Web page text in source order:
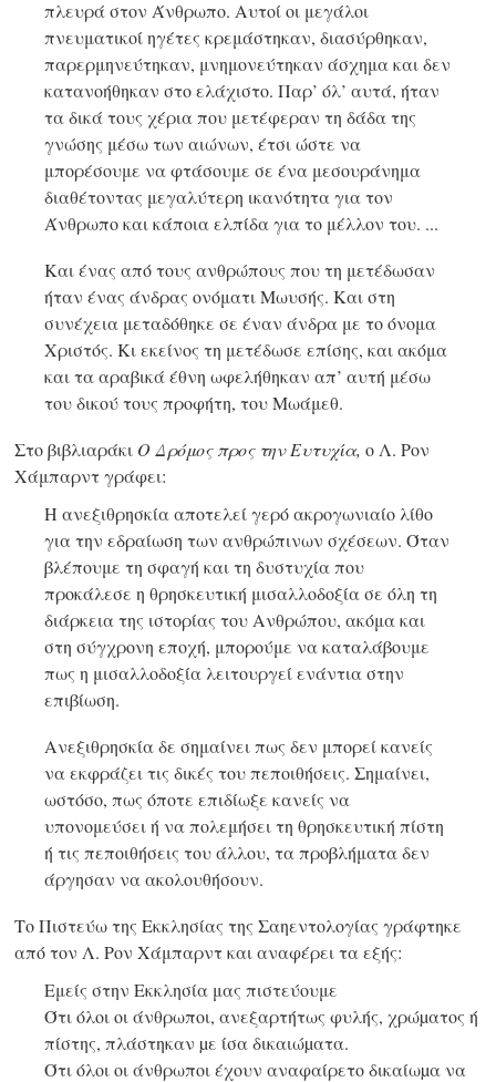
πλευρά στον Άνθρωπο. Αυτοί οι μεγάλοι
πνευματικοί ηγέτες κρεμάστηκαν, διασύρθηκαν,
παρερμηνεύτηκαν, μνημονεύτηκαν άσχημα και δεν
κατανοήθηκαν στο ελάχιστο. Παρ’ όλ’ αυτά, ήταν
τα δικά τους χέρια που μετέφεραν τη δάδα της
γνώσης μέσω των αιώνων, έτσι ώστε να
μπορέσουμε να φτάσουμε σε ένα μεσουράνημα
διαθέτοντας μεγαλύτερη ικανότητα για τον
Άνθρωπο και κάποια ελπίδα για το μέλλον του. ...
Και ένας από τους ανθρώπους που τη μετέδωσαν
ήταν ένας άνδρας ονόματι Μωυσής. Και στη
συνέχεια μεταδόθηκε σε έναν άνδρα με το όνομα
Χριστός. Κι εκείνος τη μετέδωσε επίσης, και ακόμα
και τα αραβικά έθνη ωφελήθηκαν απ’ αυτή μέσω
του δικού τους προφήτη, του Μωάμεθ.
Στο βιβλιαράκι Ο Δρόμος προς την Ευτυχία, ο Λ. Ρον
Χάμπαρντ γράφει:
Η ανεξιθρησκία αποτελεί γερό ακρογωνιαίο λίθο
για την εδραίωση των ανθρώπινων σχέσεων. Όταν
βλέπουμε τη σφαγή και τη δυστυχία που
προκάλεσε η θρησκευτική μισαλλοδοξία σε όλη τη
διάρκεια της ιστορίας του Ανθρώπου, ακόμα και
στη σύγχρονη εποχή, μπορούμε να καταλάβουμε
πως η μισαλλοδοξία λειτουργεί ενάντια στην
επιβίωση.
Ανεξιθρησκία δε σημαίνει πως δεν μπορεί κανείς
να εκφράζει τις δικές του πεποιθήσεις. Σημαίνει,
ωστόσο, πως όποτε επιδίωξε κανείς να
υπονομεύσει ή να πολεμήσει τη θρησκευτική πίστη
ή τις πεποιθήσεις του άλλου, τα προβλήματα δεν
άργησαν να ακολουθήσουν.
Το Πιστεύω της Εκκλησίας της Σαηεντολογίας γράφτηκε
από τον Λ. Ρον Χάμπαρντ και αναφέρει τα εξής:
Εμείς στην Εκκλησία μας πιστεύουμε
Ότι όλοι οι άνθρωποι, ανεξαρτήτως φυλής, χρώµατος ή
πίστης, πλάστηκαν µε ίσα δικαιώµατα.
Ότι όλοι οι άνθρωποι έχουν αναφαίρετο δικαίωµα να